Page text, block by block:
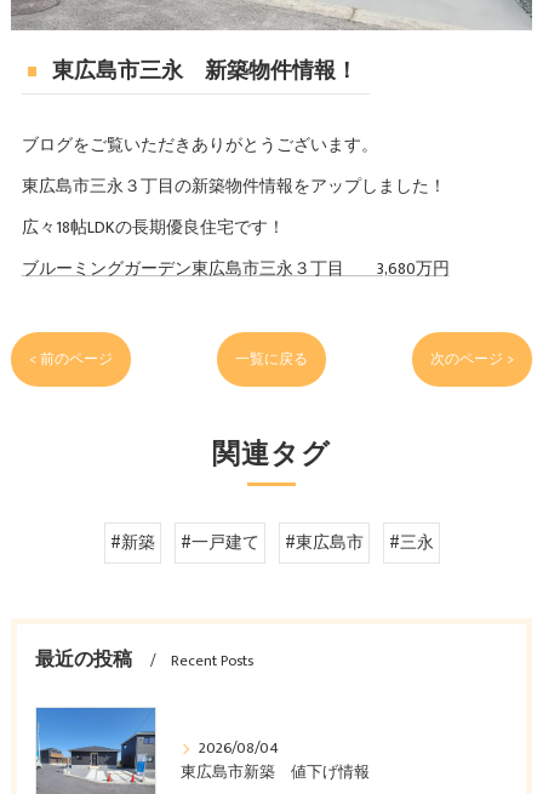
東広島市三永 新築物件情報！
ブログをご覧いただきありがとうございます。
東広島市三永３丁目の新築物件情報をアップしました！
広々18帖LDKの長期優良住宅です！
ブルーミングガーデン東広島市三永３丁目 3,680万円
< 前のページ 一覧に戻る 次のページ >
関連タグ
#新築 #一戸建て #東広島市 #三永
最近の投稿 Recent Posts
2026/08/04
東広島市新築 値下げ情報